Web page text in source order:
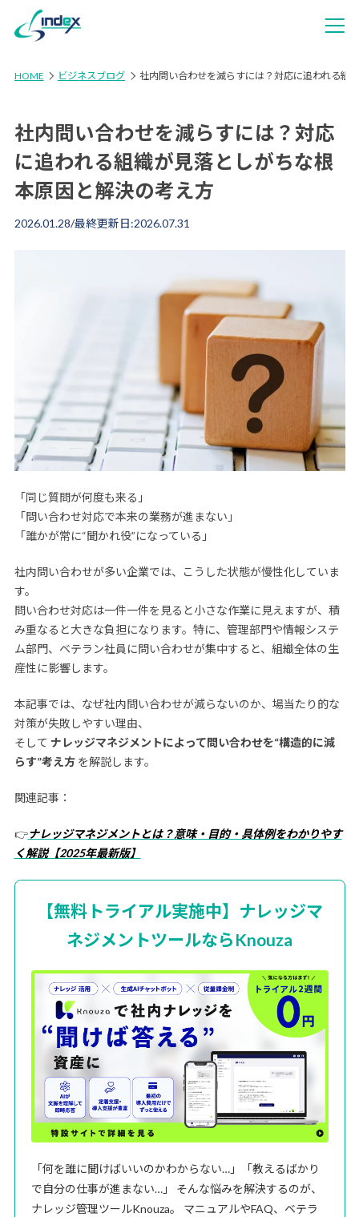
HOME ビジネスブログ 社内問い合わせを減らすには？対応に追われる組
社内問い合わせを減らすには？対応
に追われる組織が見落としがちな根
本原因と解決の考え方
2026.01.28/最終更新日:2026.07.31
「同じ質問が何度も来る」
「問い合わせ対応で本来の業務が進まない」
「誰かが常に“聞かれ役”になっている」
社内問い合わせが多い企業では、こうした状態が慢性化していま
す。
問い合わせ対応は一件一件を見ると小さな作業に見えますが、積
み重なると大きな負担になります。特に、管理部門や情報システ
ム部門、ベテラン社員に問い合わせが集中すると、組織全体の生
産性に影響します。
本記事では、なぜ社内問い合わせが減らないのか、場当たり的な
対策が失敗しやすい理由、
そして ナレッジマネジメントによって問い合わせを“構造的に減
らす”考え方を解説します。
関連記事：
👉ナレッジマネジメントとは？意味・目的・具体例をわかりやす
く解説【2025年最新版】
【無料トライアル実施中】ナレッジマ
ネジメントツールならKnouza
「何を誰に聞けばいいのかわからない…」「教えるばかり
で自分の仕事が進まない…」 そんな悩みを解決するのが、
ナレッジ管理ツールKnouza。 マニュアルやFAQ、ベテラ